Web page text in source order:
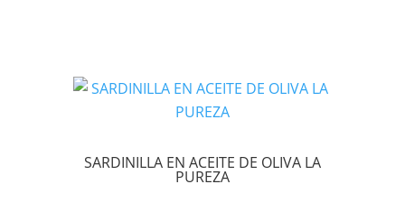
SARDINILLA EN ACEITE DE OLIVA LA
PUREZA